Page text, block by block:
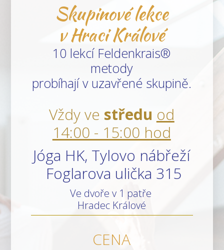
Skupinové lekce
v Hraci Králové
10 lekcí Feldenkrais®
metody
probíhají v uzavřené skupině.
Vždy ve středu od
14:00 - 15:00 hod
Jóga HK, Tylovo nábřeží
Foglarova ulička 315
Ve dvoře v 1 patře
Hradec Králové
CENA